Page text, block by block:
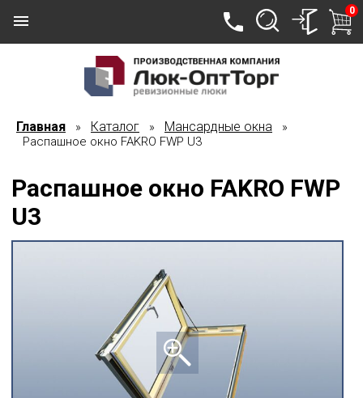
0
Главная » Каталог » Мансардные окна »
Распашное окно FAKRO FWP U3
Распашное окно FAKRO FWP
U3